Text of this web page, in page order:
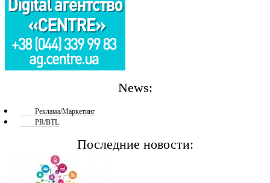
News:
Реклама/Маркетинг
PR/BTL
Последние новости: